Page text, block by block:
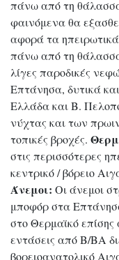
πάνω από τη
φαινόμενα θα
αφορά τα
πάνω από τη
λίγες παροδικές
Επτάνησα, δυτικά
Ελλάδα και Β.
νύχτας και των
τοπικές βροχές.
στις περισσότερες
κεντρικό / βόρειο
Άνεμοι: Οι άνεμοι
μποφόρ στα
στο Θερμαϊκό
εντάσεις από Β/ΒΑ
βορειοανατολικό